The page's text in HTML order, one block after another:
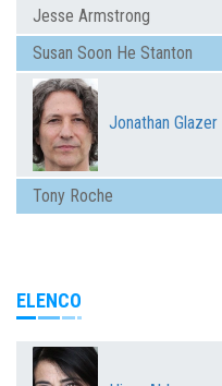
Jesse Armstrong
Susan Soon He Stanton
Jonathan Glazer
Tony Roche
ELENCO